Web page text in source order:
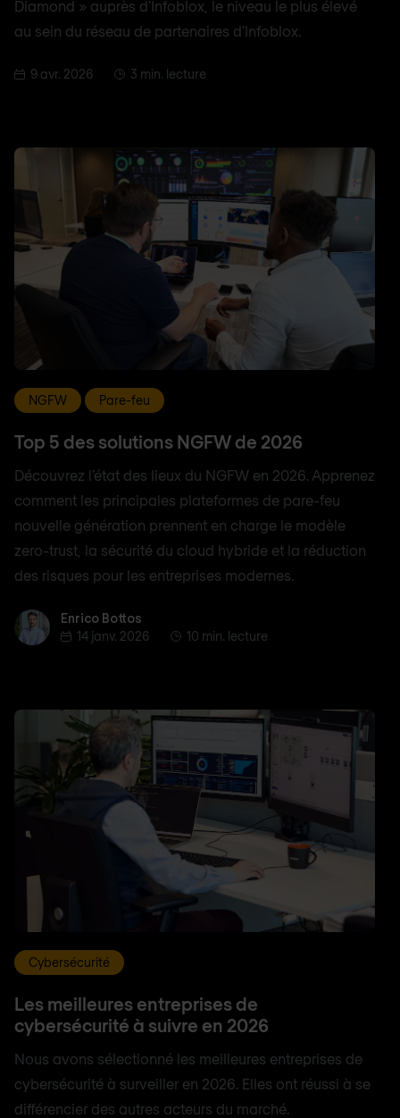
Diamond » auprès d'Infoblox, le niveau le plus élevé
au sein du réseau de partenaires d'Infoblox.
9 avr. 2026 3 min. lecture
NGFW Pare-feu
Top 5 des solutions NGFW de 2026
Découvrez l'état des lieux du NGFW en 2026. Apprenez
comment les principales plateformes de pare-feu
nouvelle génération prennent en charge le modèle
zero-trust, la sécurité du cloud hybride et la réduction
des risques pour les entreprises modernes.
Enrico BottosEnrico Bottos
14 janv. 2026
10 min. lecture
Cybersécurité
Les meilleures entreprises de
cybersécurité à suivre en 2026
Nous avons sélectionné les meilleures entreprises de
cybersécurité à surveiller en 2026. Elles ont réussi à se
différencier des autres acteurs du marché.